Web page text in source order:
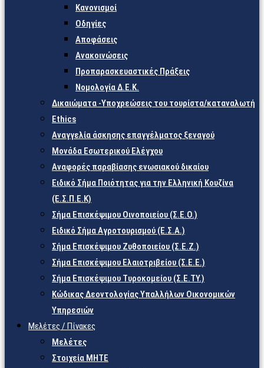
Κανονισμοί
Οδηγίες
Αποφάσεις
Ανακοινώσεις
Προπαρασκευαστικές Πράξεις
Νομολογία Δ.Ε.Κ.
Δικαιώματα -Υποχρεώσεις του τουρίστα/καταναλωτή
Ethics
Αναγγελία άσκησης επαγγέλματος ξεναγού
Μονάδα Εσωτερικού Ελέγχου
Αναφορές παραβίασης ενωσιακού δικαίου
Ειδικό Σήμα Ποιότητας για την Ελληνική Κουζίνα
(Ε.Σ.Π.Ε.Κ)
Σήμα Επισκέψιμου Οινοποιείου (Σ.Ε.Ο.)
Ειδικό Σήμα Αγροτουρισμού (Ε.Σ.Α.)
Σήμα Επισκέψιμου Ζυθοποιείου (Σ.Ε.Ζ.)
Σήμα Επισκέψιμου Ελαιοτριβείου (Σ.Ε.Ε.)
Σήμα Επισκέψιμου Τυροκομείου (Σ.Ε.TY.)
Κώδικας Δεοντολογίας Υπαλλήλων Οικονομικών
Υπηρεσιών
Μελέτες / Πίνακες
Μελέτες
Στοιχεία ΜΗΤΕ